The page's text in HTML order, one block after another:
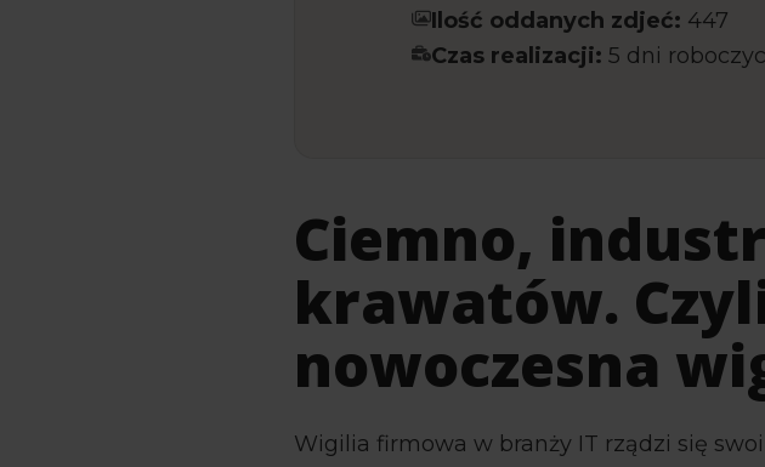
Ilość oddanych zdjeć: 447
Czas realizacji: 5 dni
Ciemno,
krawatów.
nowoczesna
Wigilia firmowa w branży IT rządzi się